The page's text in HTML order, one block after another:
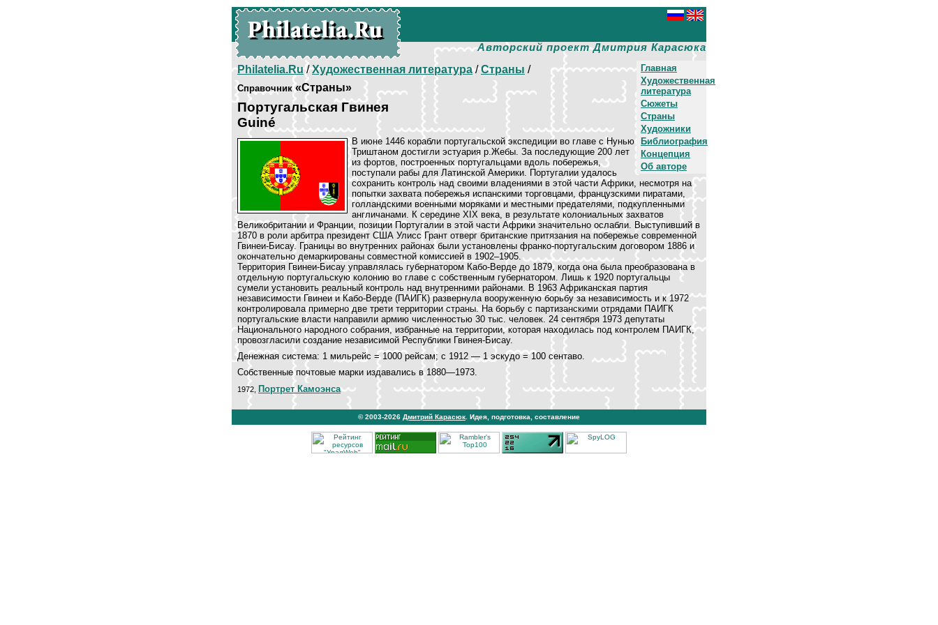
Авторский проект Дмитрия Карасюка
Главная
Художественная
литература
Сюжеты
Страны
Художники
Библиография
Концепция
Об авторе
Philatelia.Ru/Художественная литература/Страны /
Справочник«Страны»
Португальская Гвинея
Guiné
В июне 1446 корабли португальской экспедиции во главе с Нунью
Триштаном достигли эстуария р.Жебы. За последующие 200 лет
из фортов, построенных португальцами вдоль побережья,
поступали рабы для Латинской Америки. Португалии удалось
сохранить контроль над своими владениями в этой части Африки, несмотря на
попытки захвата побережья испанскими торговцами, французскими пиратами,
голландскими военными моряками и местными предателями, подкупленными
англичанами. К середине XIX века, в результате колониальных захватов
Великобритании и Франции, позиции Португалии в этой части Африки значительно ослабли. Выступивший в
1870 в роли арбитра президент США Улисс Грант отверг британские притязания на побережье современной
Гвинеи-Бисау. Границы во внутренних районах были установлены франко-португальским договором 1886 и
окончательно демаркированы совместной комиссией в 1902–1905.
Территория Гвинеи-Бисау управлялась губернатором Кабо-Верде до 1879, когда она была преобразована в
отдельную португальскую колонию во главе с собственным губернатором. Лишь к 1920 португальцы
сумели установить реальный контроль над внутренними районами. В 1963 Африканская партия
независимости Гвинеи и Кабо-Верде (ПАИГК) развернула вооруженную борьбу за независимость и к 1972
контролировала примерно две трети территории страны. На борьбу с партизанскими отрядами ПАИГК
португальские власти направили армию численностью 30 тыс. человек. 24 сентября 1973 депутаты
Национального народного собрания, избранные на территории, которая находилась под контролем ПАИГК,
провозгласили создание независимой Республики Гвинея-Бисау.
Денежная система: 1 мильрейс = 1000 рейсам; с 1912 — 1 эскудо = 100 сентаво.
Собственные почтовые марки издавались в 1880—1973.
1972, Портрет Камоэнса
© 2003-2026 Дмитрий Карасюк . Идея, подготовка, составление